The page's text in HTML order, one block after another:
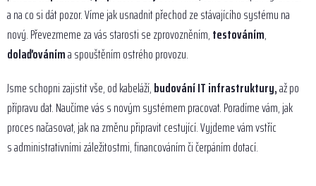
a na co si dát pozor. Víme jak usnadnit přechod ze stávajícího systému na
nový. Převezmeme za vás starosti se zprovozněním,testováním,
dolaďováníma spouštěním ostrého provozu.
Jsme schopni zajistit vše, od kabeláží,budování IT infrastruktury,až po
přípravu dat. Naučíme vás s novým systémem pracovat. Poradíme vám, jak
proces načasovat, jak na změnu připravit cestující. Vyjdeme vám vstříc
s administrativními záležitostmi, financováním či čerpáním dotací.